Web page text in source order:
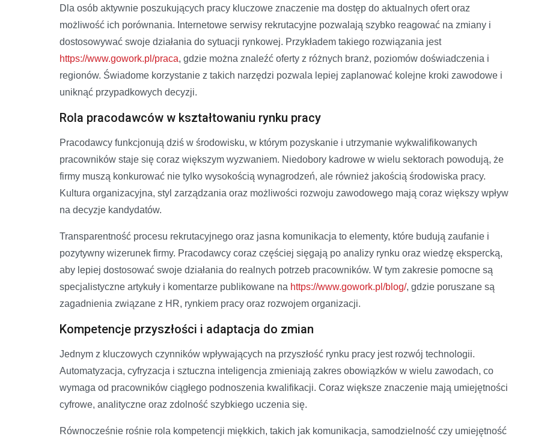
Dla osób aktywnie poszukujących pracy kluczowe znaczenie ma dostęp do aktualnych ofert oraz
możliwość ich porównania. Internetowe serwisy rekrutacyjne pozwalają szybko reagować na zmiany i
dostosowywać swoje działania do sytuacji rynkowej. Przykładem takiego rozwiązania jest
https://www.gowork.pl/praca, gdzie można znaleźć oferty z różnych branż, poziomów doświadczenia i
regionów. Świadome korzystanie z takich narzędzi pozwala lepiej zaplanować kolejne kroki zawodowe i
uniknąć przypadkowych decyzji.
Rola pracodawców w kształtowaniu rynku pracy
Pracodawcy funkcjonują dziś w środowisku, w którym pozyskanie i utrzymanie wykwalifikowanych
pracowników staje się coraz większym wyzwaniem. Niedobory kadrowe w wielu sektorach powodują, że
firmy muszą konkurować nie tylko wysokością wynagrodzeń, ale również jakością środowiska pracy.
Kultura organizacyjna, styl zarządzania oraz możliwości rozwoju zawodowego mają coraz większy wpływ
na decyzje kandydatów.
Transparentność procesu rekrutacyjnego oraz jasna komunikacja to elementy, które budują zaufanie i
pozytywny wizerunek firmy. Pracodawcy coraz częściej sięgają po analizy rynku oraz wiedzę ekspercką,
aby lepiej dostosować swoje działania do realnych potrzeb pracowników. W tym zakresie pomocne są
specjalistyczne artykuły i komentarze publikowane na https://www.gowork.pl/blog/, gdzie poruszane są
zagadnienia związane z HR, rynkiem pracy oraz rozwojem organizacji.
Kompetencje przyszłości i adaptacja do zmian
Jednym z kluczowych czynników wpływających na przyszłość rynku pracy jest rozwój technologii.
Automatyzacja, cyfryzacja i sztuczna inteligencja zmieniają zakres obowiązków w wielu zawodach, co
wymaga od pracowników ciągłego podnoszenia kwalifikacji. Coraz większe znaczenie mają umiejętności
cyfrowe, analityczne oraz zdolność szybkiego uczenia się.
Równocześnie rośnie rola kompetencji miękkich, takich jak komunikacja, samodzielność czy umiejętność